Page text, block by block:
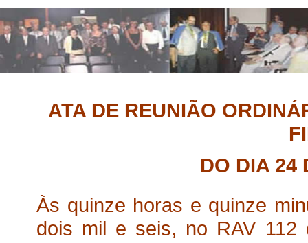
ATA DE REUNIÃO
DO DIA 24
Às quinze horas e quinze
dois mil e seis, no RAV 112